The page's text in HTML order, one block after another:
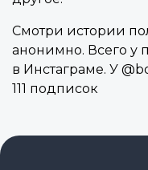
Смотри истории
анонимно. Всего у
в Инстаграме. У
111 подписок